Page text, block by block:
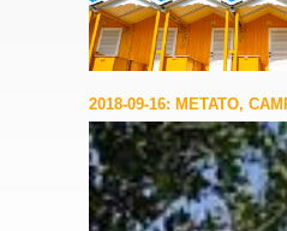
2018-09-16: METATO,